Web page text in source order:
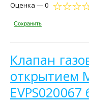
Оценка — 0
Сохранить
Клапан
открытием